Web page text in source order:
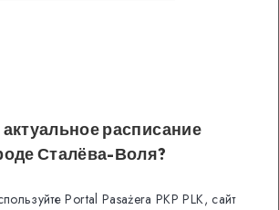
расписание
Сталёва-Воля?
Portal Pasażera PKP PLK, сайт